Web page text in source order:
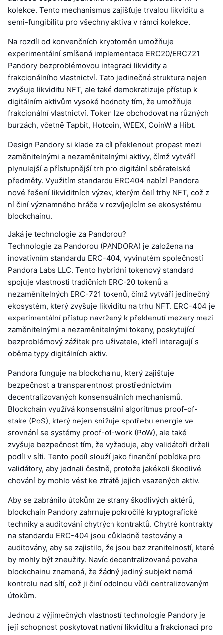
kolekce. Tento mechanismus zajišťuje trvalou likviditu a
semi-fungibilitu pro všechny aktiva v rámci kolekce.
Na rozdíl od konvenčních kryptoměn umožňuje
experimentální smíšená implementace ERC20/ERC721
Pandory bezproblémovou integraci likvidity a
frakcionálního vlastnictví. Tato jedinečná struktura nejen
zvyšuje likviditu NFT, ale také demokratizuje přístup k
digitálním aktivům vysoké hodnoty tím, že umožňuje
frakcionální vlastnictví. Token lze obchodovat na různých
burzách, včetně Tapbit, Hotcoin, WEEX, CoinW a Hibt.
Design Pandory si klade za cíl překlenout propast mezi
zaměnitelnými a nezaměnitelnými aktivy, čímž vytváří
plynulejší a přístupnější trh pro digitální sběratelské
předměty. Využitím standardu ERC404 nabízí Pandora
nové řešení likviditních výzev, kterým čelí trhy NFT, což z
ní činí významného hráče v rozvíjejícím se ekosystému
blockchainu.
Jaká je technologie za Pandorou?
Technologie za Pandorou (PANDORA) je založena na
inovativním standardu ERC-404, vyvinutém společností
Pandora Labs LLC. Tento hybridní tokenový standard
spojuje vlastnosti tradičních ERC-20 tokenů a
nezaměnitelných ERC-721 tokenů, čímž vytváří jedinečný
ekosystém, který zvyšuje likviditu na trhu NFT. ERC-404 je
experimentální přístup navržený k překlenutí mezery mezi
zaměnitelnými a nezaměnitelnými tokeny, poskytující
bezproblémový zážitek pro uživatele, kteří interagují s
oběma typy digitálních aktiv.
Pandora funguje na blockchainu, který zajišťuje
bezpečnost a transparentnost prostřednictvím
decentralizovaných konsensuálních mechanismů.
Blockchain využívá konsensuální algoritmus proof-of-
stake (PoS), který nejen snižuje spotřebu energie ve
srovnání se systémy proof-of-work (PoW), ale také
zvyšuje bezpečnost tím, že vyžaduje, aby validátoři drželi
podíl v síti. Tento podíl slouží jako finanční pobídka pro
validátory, aby jednali čestně, protože jakékoli škodlivé
chování by mohlo vést ke ztrátě jejich vsazených aktiv.
Aby se zabránilo útokům ze strany škodlivých aktérů,
blockchain Pandory zahrnuje pokročilé kryptografické
techniky a auditování chytrých kontraktů. Chytré kontrakty
na standardu ERC-404 jsou důkladně testovány a
auditovány, aby se zajistilo, že jsou bez zranitelností, které
by mohly být zneužity. Navíc decentralizovaná povaha
blockchainu znamená, že žádný jediný subjekt nemá
kontrolu nad sítí, což ji činí odolnou vůči centralizovaným
útokům.
Jednou z výjimečných vlastností technologie Pandory je
její schopnost poskytovat nativní likviditu a frakcionaci pro